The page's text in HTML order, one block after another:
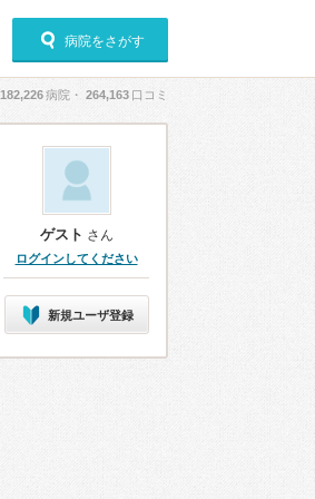
病院をさがす
182,226病院・ 264,163 口コミ
ゲスト さん
ログインしてください
新規ユーザ登録